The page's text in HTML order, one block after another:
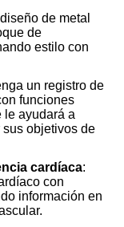
de metal
de
estilo con
un registro de
funciones
le ayudará a
objetivos de
cardíaca:
con
información en